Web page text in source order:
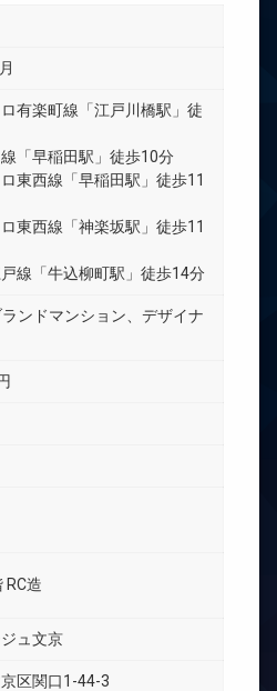
有楽町線「江戸川橋駅」徒
「早稲田駅」徒歩10分
東西線「早稲田駅」徒歩11
東西線「神楽坂駅」徒歩11
線「牛込柳町駅」徒歩14分
ランドマンション、デザイナ
RC造
ュ文京
区関口1-44-3